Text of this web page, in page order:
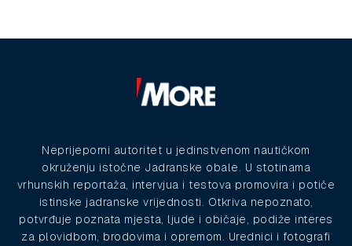
Neprijeporni autoritet u jedinstvenom nautičkom
okruženju istočne Jadranske obale. U stotinama
vrhunskih reportaža, intervjua i testova promovira i potiče
istinske jadranske vrijednosti. Otkriva nepoznato,
potvrđuje poznata mjesta, ljude i običaje, podiže interes
za plovidbom, brodovima i opremom. Urednici i fotografi